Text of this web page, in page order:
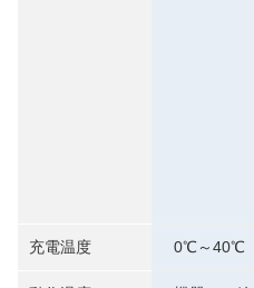
充電温度 0℃～40℃